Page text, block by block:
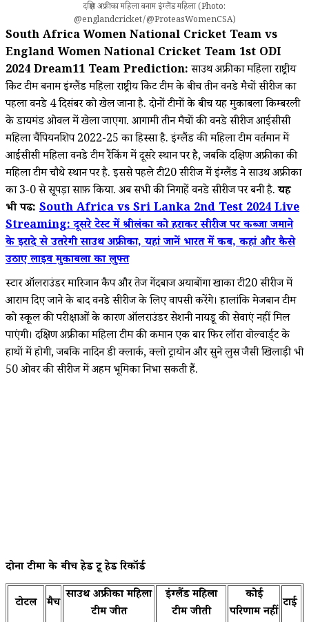
दक्षिण अफ्रीका महिला बनाम इंग्लैंड महिला (Photo:
@englandcricket/@ProteasWomenCSA)
South Africa Women National Cricket Team vs
England Women National Cricket Team 1st ODI
2024 Dream11 Team Prediction:साउथ अफ्रीका महिला राष्ट्रीय
क्रिकेट टीम बनाम इंग्लैंड महिला राष्ट्रीय क्रिकेट टीम के बीच तीन वनडे मैचों सीरीज का
पहला वनडे 4 दिसंबर को खेल जाना है. दोनों टीमों के बीच यह मुकाबला किम्बरली
के डायमंड ओवल में खेला जाएगा. आगामी तीन मैचों की वनडे सीरीज आईसीसी
महिला चैंपियनशिप 2022-25 का हिस्सा है. इंग्लैंड की महिला टीम वर्तमान में
आईसीसी महिला वनडे टीम रैंकिंग में दूसरे स्थान पर है, जबकि दक्षिण अफ्रीका की
महिला टीम चौथे स्थान पर है. इससे पहले टी20 सीरीज में इंग्लैंड ने साउथ अफ्रीका
का 3-0 से सूपड़ा साफ़ किया. अब सभी की निगाहें वनडे सीरीज पर बनी है.यह
भी पढें: South Africa vs Sri Lanka 2nd Test 2024 Live
Streaming: दूसरे टेस्ट में श्रीलंका को हराकर सीरीज पर कब्जा जमाने
के इरादे से उतरेगी साउथ अफ्रीका, यहां जानें भारत में कब, कहां और कैसे
उठाए लाइव मुकाबला का लुफ्त
स्टार ऑलराउंडर मारिजान कैप और तेज गेंदबाज अयाबोंगा खाका टी20 सीरीज में
आराम दिए जाने के बाद वनडे सीरीज के लिए वापसी करेंगे। हालांकि मेजबान टीम
को स्कूल की परीक्षाओं के कारण ऑलराउंडर सेशनी नायडू की सेवाएं नहीं मिल
पाएंगी। दक्षिण अफ्रीका महिला टीम की कमान एक बार फिर लॉरा वोल्वार्ड्ट के
हाथों में होगी, जबकि नादिन डी क्लार्क, क्लो ट्रायोन और सुने लुस जैसी खिलाड़ी भी
50 ओवर की सीरीज में अहम भूमिका निभा सकती हैं.
दोनों टीमों के बीच हेड टू हेड रिकॉर्ड
टोटल मैच साउथ अफ्रीका महिला
टीम जीत
इंग्लैंड महिला
टीम जीती
कोई
परिणाम नहीं
टाई